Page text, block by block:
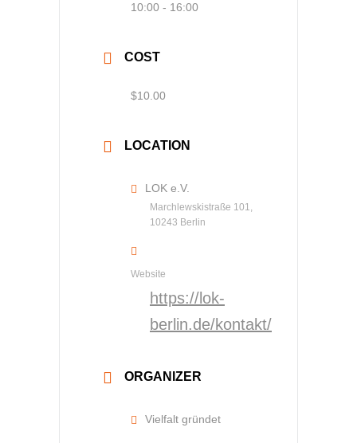
10:00 - 16:00
COST
$10.00
LOCATION
LOK e.V.
Marchlewskistraße 101,
10243 Berlin
Website
https://lok-
berlin.de/kontakt/
ORGANIZER
Vielfalt gründet